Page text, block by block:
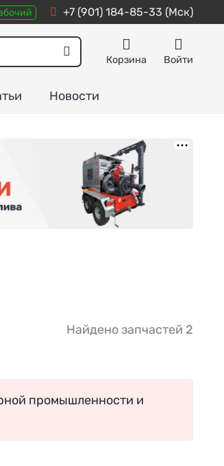
+7 (901) 184-85-33 (Мск)
Корзина Войти
Новости
Найдено запчастей 2
промышленности и